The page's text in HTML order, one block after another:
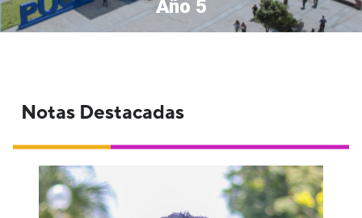
Año 5
Notas Destacadas